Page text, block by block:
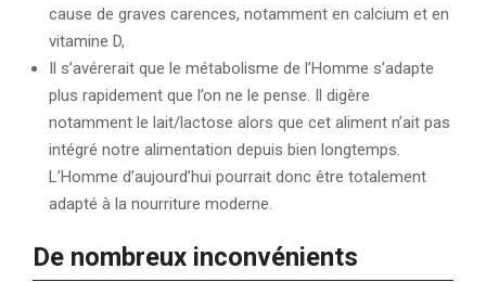
cause de graves carences, notamment en calcium et en
vitamine D,
Il s’avérerait que le métabolisme de l’Homme s’adapte
plus rapidement que l’on ne le pense. Il digère
notamment le lait/lactose alors que cet aliment n’ait pas
intégré notre alimentation depuis bien longtemps.
L’Homme d’aujourd’hui pourrait donc être totalement
adapté à la nourriture moderne.
De nombreux inconvénients